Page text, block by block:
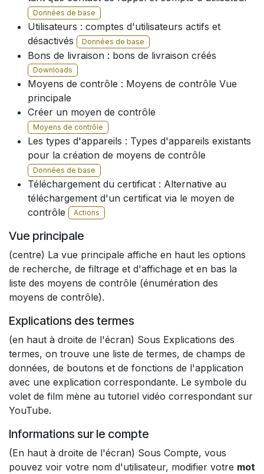
Données de base
Utilisateurs : comptes d'utilisateurs actifs et
désactivés
Données de base
Bons de livraison : bons de livraison créés
Downloads
Moyens de contrôle : Moyens de contrôle Vue
principale
Créer un moyen de contrôle
Moyens de contrôle
Les types d'appareils : Types d'appareils existants
pour la création de moyens de contrôle
Données de base
Téléchargement du certificat : Alternative au
téléchargement d'un certificat via le moyen de
contrôle
Actions
Vue principale
(centre) La vue principale affiche en haut les options
de recherche, de filtrage et d'affichage et en bas la
liste des moyens de contrôle (énumération des
moyens de contrôle).​
Explications des termes
(en haut à droite de l'écran) Sous Explications des
termes, on trouve une liste de termes, de champs de
données, de boutons et de fonctions de l'application
avec une explication correspondante. Le symbole du
volet de film mène au tutoriel vidéo correspondant sur
YouTube.
Informations sur le compte
(En haut à droite de l'écran) Sous Compte, vous
pouvez voir votre nom d'utilisateur, modifier votre mot